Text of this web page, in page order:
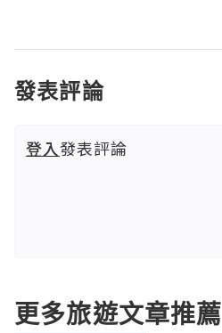
發表評論
登入發表評論
更多旅遊文章推薦